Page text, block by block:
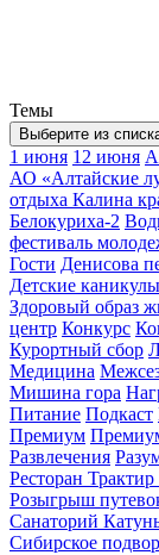
Темы
Выберите из
1 июня 12 июня
АО «Алтайские
отдыха Калина
Белокуриха-2
фестиваль
Гости Денисова
Детские каникулы
Здоровый образ
центр Конкурс
Курортный сбор
Медицина
Мишина гора
Питание Подкаст
Премиум
Развлечения
Ресторан Трактир
Розыгрыш
Санаторий
Сибирское